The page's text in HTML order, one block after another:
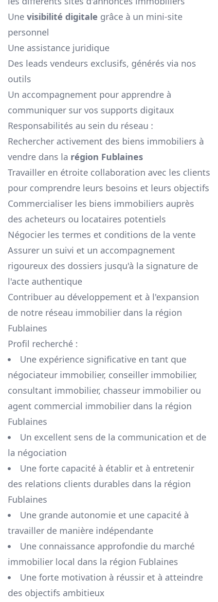
Une visibilité digitale grâce à un mini-site
personnel
Une assistance juridique
Des leads vendeurs exclusifs, générés via nos
outils
Un accompagnement pour apprendre à
communiquer sur vos supports digitaux
Responsabilités au sein du réseau :
Rechercher activement des biens immobiliers à
vendre dans la région Fublaines
Travailler en étroite collaboration avec les clients
pour comprendre leurs besoins et leurs objectifs
Commercialiser les biens immobiliers auprès
des acheteurs ou locataires potentiels
Négocier les termes et conditions de la vente
Assurer un suivi et un accompagnement
rigoureux des dossiers jusqu'à la signature de
l'acte authentique
Contribuer au développement et à l'expansion
de notre réseau immobilier dans la région
Fublaines
Profil recherché :
Une expérience significative en tant que
négociateur immobilier, conseiller immobilier,
consultant immobilier, chasseur immobilier ou
agent commercial immobilier dans la région
Fublaines
Un excellent sens de la communication et de
la négociation
Une forte capacité à établir et à entretenir
des relations clients durables dans la région
Fublaines
Une grande autonomie et une capacité à
travailler de manière indépendante
Une connaissance approfondie du marché
immobilier local dans la région Fublaines
Une forte motivation à réussir et à atteindre
des objectifs ambitieux